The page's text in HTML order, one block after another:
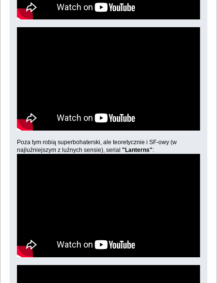
Poza tym robią superbohaterski, ale teoretycznie i SF-owy (w
najluźniejszym z luźnych sensie), serial "Lanterns":